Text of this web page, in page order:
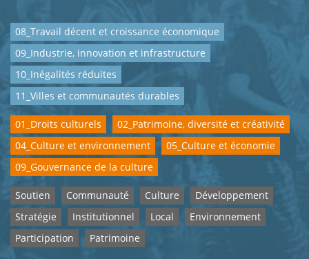
08_Travail décent et croissance économique
09_Industrie, innovation et infrastructure
10_Inégalités réduites
11_Villes et communautés durables
01_Droits culturels
02_Patrimoine, diversité et créativité
04_Culture et environnement
05_Culture et économie
09_Gouvernance de la culture
Soutien Communauté Culture
Développement
Stratégie
Institutionnel Local
Environnement
Participation
Patrimoine